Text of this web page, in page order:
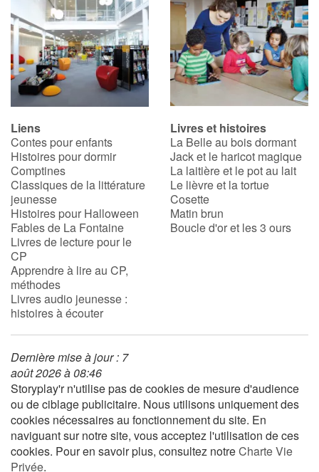
Liens
Contes pour enfants
Histoires pour dormir
Comptines
Classiques de la littérature
jeunesse
Histoires pour Halloween
Fables de La Fontaine
Livres de lecture pour le
CP
Apprendre à lire au CP,
méthodes
Livres audio jeunesse :
histoires à écouter
Livres et histoires
La Belle au bois dormant
Jack et le haricot magique
La laitière et le pot au lait
Le lièvre et la tortue
Cosette
Matin brun
Boucle d'or et les 3 ours
Dernière mise à jour : 7
août 2026 à 08:46
Storyplay'r n'utilise pas de cookies de mesure d'audience
ou de ciblage publicitaire. Nous utilisons uniquement des
cookies nécessaires au fonctionnement du site. En
naviguant sur notre site, vous acceptez l'utilisation de ces
cookies. Pour en savoir plus, consultez notreCharte Vie
Privée.